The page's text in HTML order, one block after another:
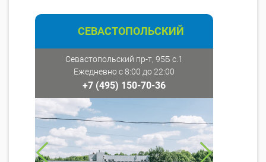
СЕВАСТОПОЛЬСКИЙ
Севастопольский пр-т, 95Б с.1
Ежедневно с 8:00 до 22:00
+7 (495) 150-70-36